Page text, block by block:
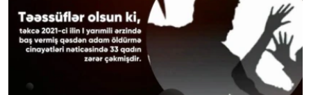
BIZI IZLƏYIN